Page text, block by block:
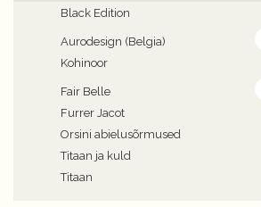
Black Edition
Aurodesign (Belgia)
Kohinoor
Fair Belle
Furrer Jacot
Orsini abielusõrmused
Titaan ja kuld
Titaan